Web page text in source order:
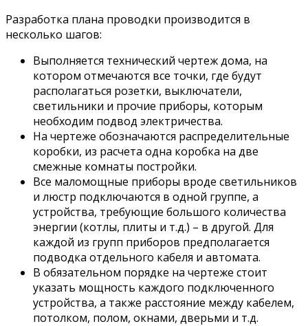
Разработка плана проводки производится в
несколько шагов:
Выполняется технический чертеж дома, на
котором отмечаются все точки, где будут
располагаться розетки, выключатели,
светильники и прочие приборы, которым
необходим подвод электричества.
На чертеже обозначаются распределительные
коробки, из расчета одна коробка на две
смежные комнаты постройки.
Все маломощные приборы вроде светильников
и люстр подключаются в одной группе, а
устройства, требующие большого количества
энергии (котлы, плиты и т.д.) – в другой. Для
каждой из групп приборов предполагается
подводка отдельного кабеля и автомата.
В обязательном порядке на чертеже стоит
указать мощность каждого подключенного
устройства, а также расстояние между кабелем,
потолком, полом, окнами, дверьми и т.д.